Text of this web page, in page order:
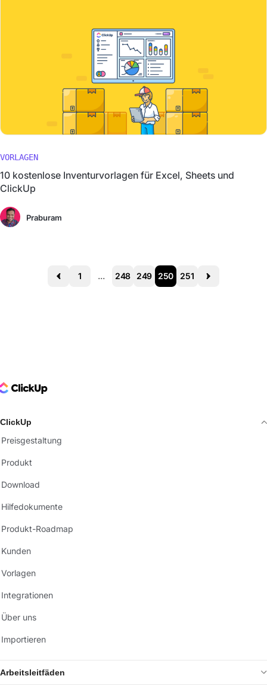
VORLAGEN
10 kostenlose Inventurvorlagen für Excel, Sheets und
ClickUp
Praburam
Prev 1 ... 248 249 250 251 Next
Logo
ClickUp
Preisgestaltung
Produkt
Download
Hilfedokumente
Produkt-Roadmap
Kunden
Vorlagen
Integrationen
Über uns
Importieren
Arbeitsleitfäden